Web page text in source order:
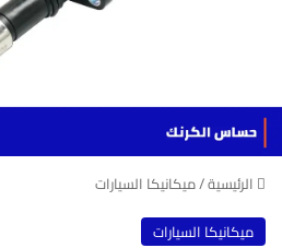
الرئيسية/ميكانيكا السيارات
ميكانيكا السيارات